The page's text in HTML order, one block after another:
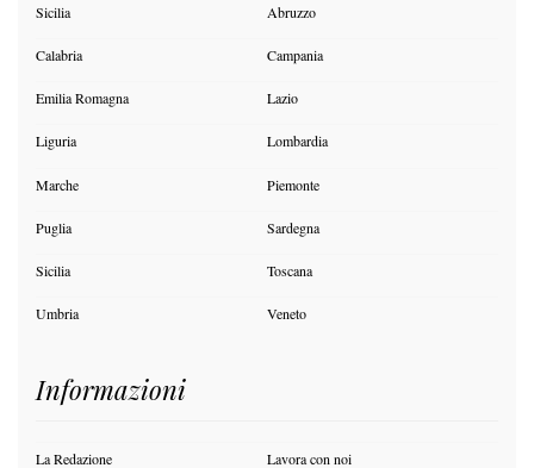
Sicilia Abruzzo
Calabria Campania
Emilia Romagna Lazio
Liguria Lombardia
Marche Piemonte
Puglia Sardegna
Sicilia Toscana
Umbria Veneto
Informazioni
La Redazione Lavora con noi